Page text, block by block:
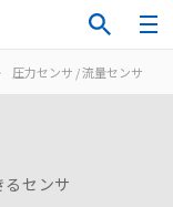
圧力センサ / 流量センサ
センサ